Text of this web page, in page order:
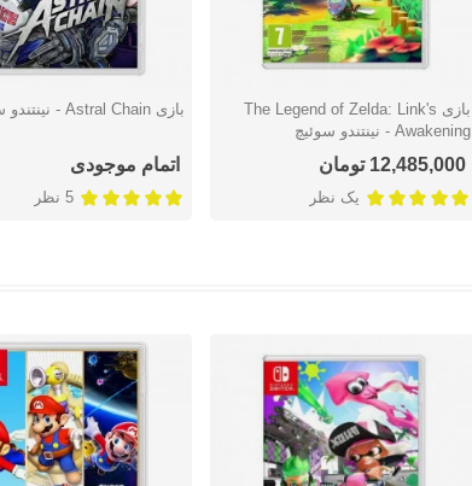
دوست داشتن
بازی The Legend of Zelda: Link's
Awakening - نینتندو سوئیچ
12,485,000 تومان
یک نظر
دوست داشتن بازی Astral Chain - نینتندو سوئیچ
اتمام موجودی
5 نظر